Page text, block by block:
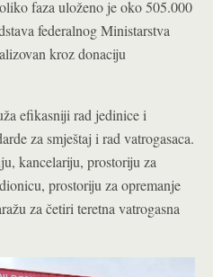
faza uloženo je oko 505.000
federalnog Ministarstva
kroz donaciju
efikasniji rad jedinice i
za smještaj i rad vatrogasaca.
kancelariju, prostoriju za
prostoriju za opremanje
za četiri teretna vatrogasna